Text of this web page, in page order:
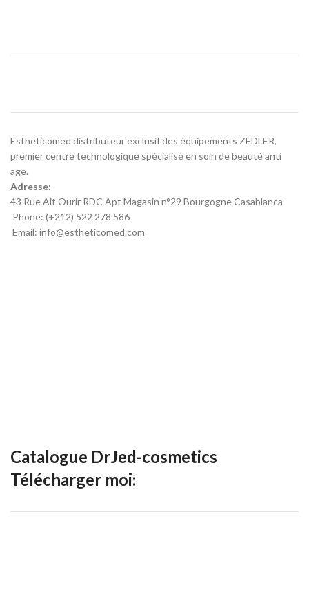
Estheticomed distributeur exclusif des équipements ZEDLER,
premier centre technologique spécialisé en soin de beauté anti
age.
Adresse:
43 Rue Ait Ourir RDC Apt Magasin n°29 Bourgogne Casablanca
Phone: (+212) 522 278 586
Email: info@estheticomed.com
Catalogue DrJed-cosmetics
Télécharger moi: